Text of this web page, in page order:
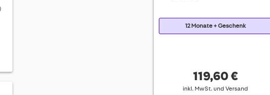
12 Monate + Geschenk
119,60 €
inkl. MwSt. und Versand